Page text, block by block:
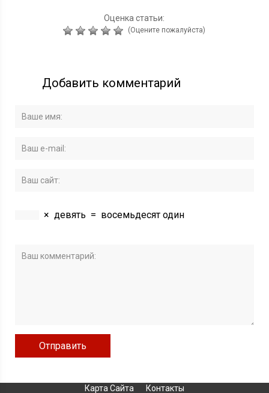
Оценка статьи:
(Оцените пожалуйста)
Добавить комментарий
× девять = восемьдесят один
Карта Сайта Контакты